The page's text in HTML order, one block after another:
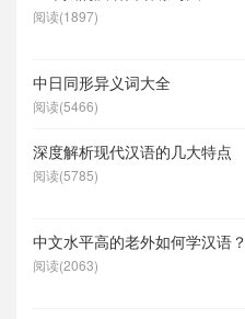
阅读(1897)
中日同形异义词大全
阅读(5466)
深度解析现代汉语的几大特点
阅读(5785)
中文水平高的老外如何学汉语？
阅读(2063)